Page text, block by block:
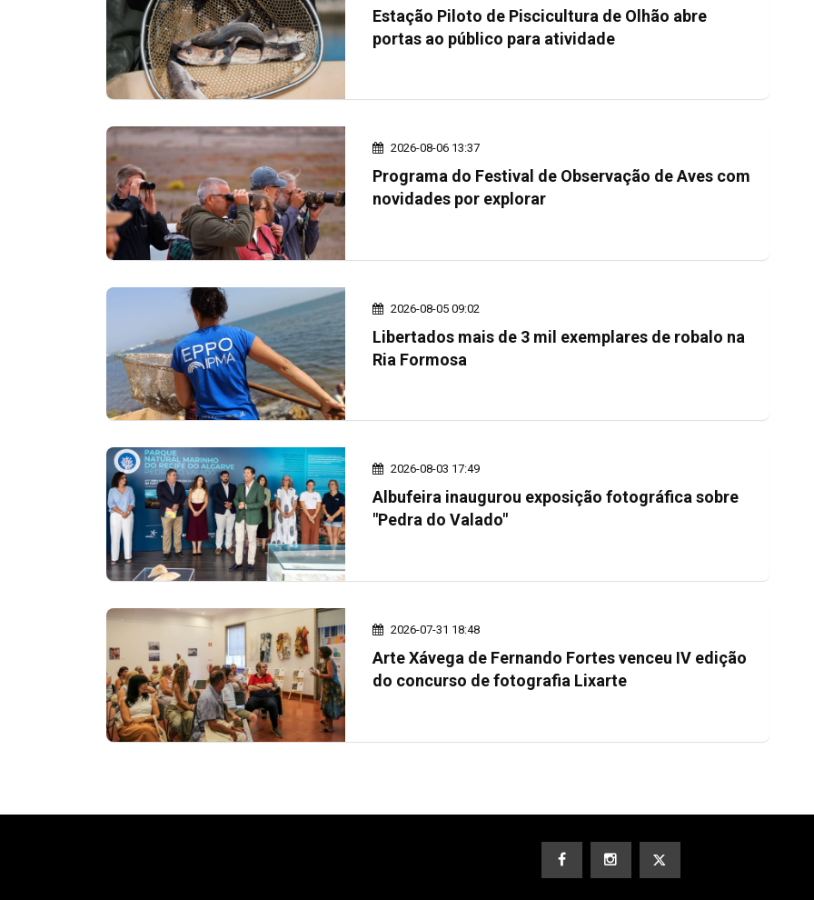
Estação Piloto de Piscicultura de Olhão abre
portas ao público para atividade
2026-08-06 13:37
Programa do Festival de Observação de Aves com
novidades por explorar
2026-08-05 09:02
Libertados mais de 3 mil exemplares de robalo na
Ria Formosa
2026-08-03 17:49
Albufeira inaugurou exposição fotográfica sobre
"Pedra do Valado"
2026-07-31 18:48
Arte Xávega de Fernando Fortes venceu IV edição
do concurso de fotografia Lixarte